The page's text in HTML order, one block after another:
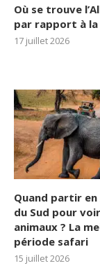
Où se trouve
par rapport à la
17 juillet 2026
Quand partir
du Sud pour
animaux ? La
période safari
15 juillet 2026